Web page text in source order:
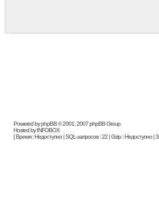
Powered by phpBB © 2001, 2007 phpBB Group
Hosted by INFOBOX
[ Время : Недоступно | SQL-запросов : 22 | Gzip : Недоступно |